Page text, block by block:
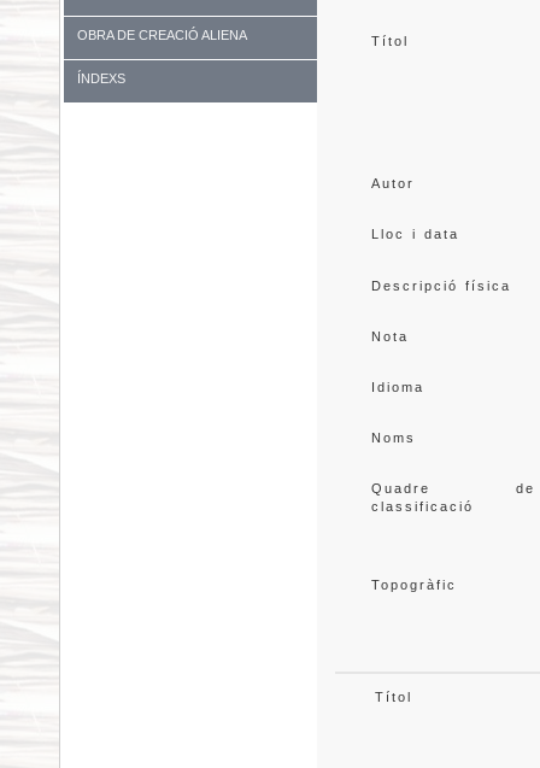
OBRA DE CREACIÓ ALIENA
ÍNDEXS
Títol
Autor
Lloc i data
Descripció física
Nota
Idioma
Noms
Quadre de
classificació
Topogràfic
Títol